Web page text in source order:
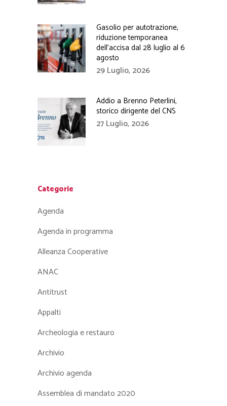
Gasolio per autotrazione,
riduzione temporanea
dell’accisa dal 28 luglio al 6
agosto
29 Luglio, 2026
Addio a Brenno Peterlini,
storico dirigente del CNS
27 Luglio, 2026
Categorie
Agenda
Agenda in programma
Alleanza Cooperative
ANAC
Antitrust
Appalti
Archeologia e restauro
Archivio
Archivio agenda
Assemblea di mandato 2020